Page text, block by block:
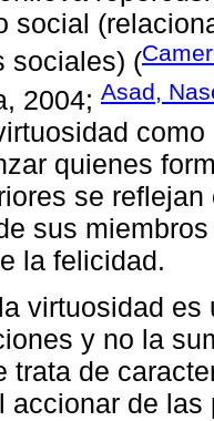
social
sociales) (
2004; Asad,
quienes
se
sus
la felicidad.
virtuosidad
y no la
trata de
accionar de